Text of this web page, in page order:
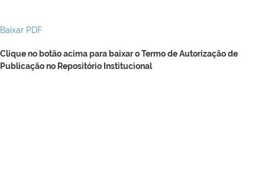
Baixar PDF
Clique no botão acima para baixar o Termo de Autorização de
Publicação no Repositório Institucional